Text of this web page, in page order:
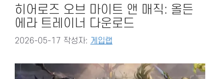
히어로즈 오브 마이트 앤 매직: 올든
에라 트레이너 다운로드
2026-05-17 작성자: 게입랩